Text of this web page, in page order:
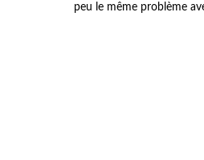
peu le même problème